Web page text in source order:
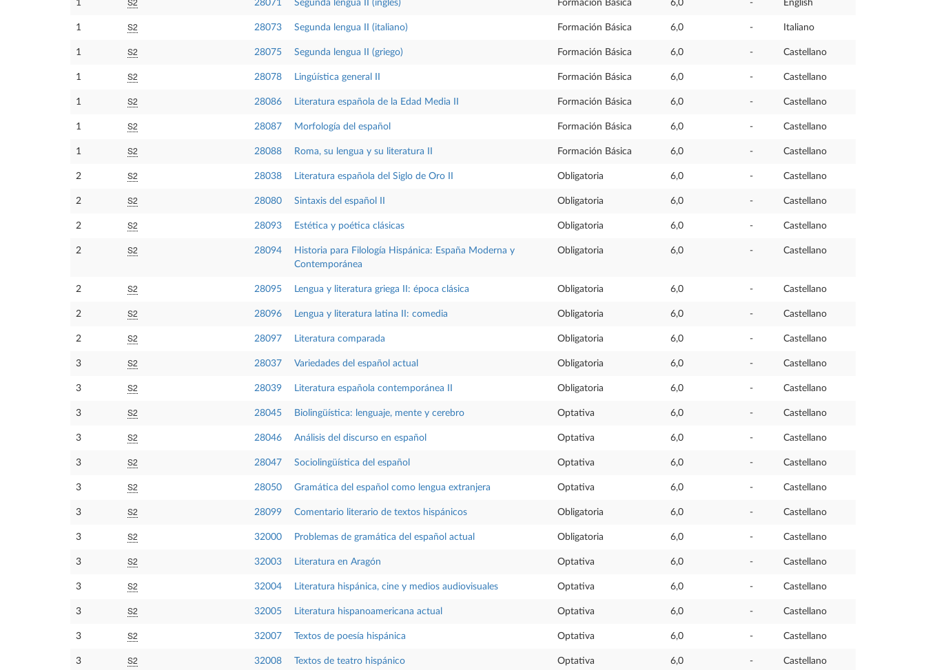
1 28071 Segunda lengua II (inglés) Formación Básica 6,0 - English
1 S2 28073 Segunda lengua II (italiano) Formación Básica 6,0 - Italiano
1 S2 28075 Segunda lengua II (griego) Formación Básica 6,0 - Castellano
1 S2 28078 Lingúística general II Formación Básica 6,0 - Castellano
1 S2 28086 Literatura española de la Edad Media II Formación Básica 6,0 - Castellano
1 S2 28087 Morfología del español Formación Básica 6,0 - Castellano
1 S2 28088 Roma, su lengua y su literatura II Formación Básica 6,0 - Castellano
2 S2 28038 Literatura española del Siglo de Oro II Obligatoria 6,0 - Castellano
2 S2 28080 Sintaxis del español II Obligatoria 6,0 - Castellano
2 S2 28093 Estética y poética clásicas Obligatoria 6,0 - Castellano
2 S2 28094
Historia para Filología Hispánica: España Moderna y
Contemporánea
Obligatoria 6,0 - Castellano
2 S2 28095 Lengua y literatura griega II: época clásica Obligatoria 6,0 - Castellano
2 S2 28096 Lengua y literatura latina II: comedia Obligatoria 6,0 - Castellano
2 S2 28097 Literatura comparada Obligatoria 6,0 - Castellano
3 S2 28037 Variedades del español actual Obligatoria 6,0 - Castellano
3 S2 28039 Literatura española contemporánea II Obligatoria 6,0 - Castellano
3 S2 28045 Biolingüística: lenguaje, mente y cerebro Optativa 6,0 - Castellano
3 S2 28046 Análisis del discurso en español Optativa 6,0 - Castellano
3 S2 28047 Sociolingüística del español Optativa 6,0 - Castellano
3 S2 28050 Gramática del español como lengua extranjera Optativa 6,0 - Castellano
3 S2 28099 Comentario literario de textos hispánicos Obligatoria 6,0 - Castellano
3 S2 32000 Problemas de gramática del español actual Obligatoria 6,0 - Castellano
3 S2 32003 Literatura en Aragón Optativa 6,0 - Castellano
3 S2 32004 Literatura hispánica, cine y medios audiovisuales Optativa 6,0 - Castellano
3 S2 32005 Literatura hispanoamericana actual Optativa 6,0 - Castellano
3 S2 32007 Textos de poesía hispánica Optativa 6,0 - Castellano
3 S2 32008 Textos de teatro hispánico Optativa 6,0 - Castellano